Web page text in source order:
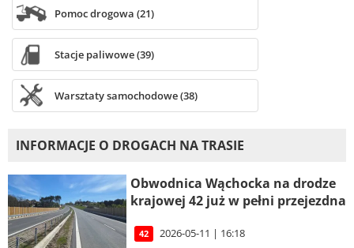
Pomoc drogowa (21)
Stacje paliwowe (39)
Warsztaty samochodowe (38)
INFORMACJE O DROGACH NA TRASIE
Obwodnica Wąchocka na drodze
krajowej 42 już w pełni przejezdna
42 2026-05-11 | 16:18